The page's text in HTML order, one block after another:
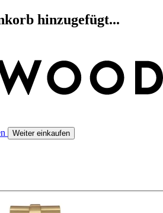
hinzugefügt...
Weiter einkaufen